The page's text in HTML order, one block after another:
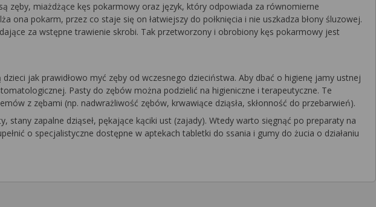
zęby, miażdżące kęs pokarmowy oraz język, który odpowiada za równomierne
pokarm, przez co staje się on łatwiejszy do połknięcia i nie uszkadza błony śluzowej.
za wstępne trawienie skrobi. Tak przetworzony i obrobiony kęs pokarmowy jest
jak prawidłowo myć zęby od wczesnego dzieciństwa. Aby dbać o higienę jamy ustnej
Pasty do zębów można podzielić na higieniczne i terapeutyczne. Te
z zębami (np. nadwrażliwość zębów, krwawiące dziąsła, skłonność do przebarwień).
zapalne dziąseł, pękające kąciki ust (zajady). Wtedy warto sięgnąć po preparaty na
o specjalistyczne dostępne w aptekach tabletki do ssania i gumy do żucia o działaniu